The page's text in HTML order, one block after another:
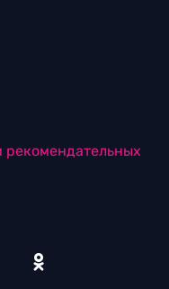
рекомендательных